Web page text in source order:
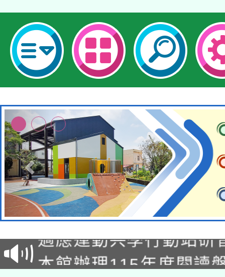
本校115學年度第2次
招甄選結果公告(無人
招)
本館辦理115年度閱讀